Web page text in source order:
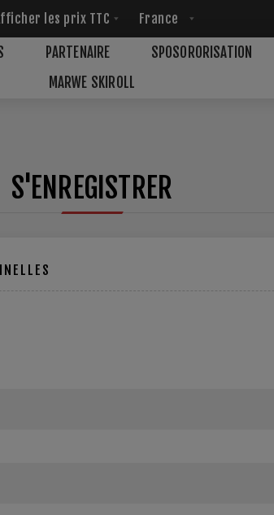
PARTENAIRE
SPOSORORISATION
MARWE SKIROLL
S'ENREGISTRER